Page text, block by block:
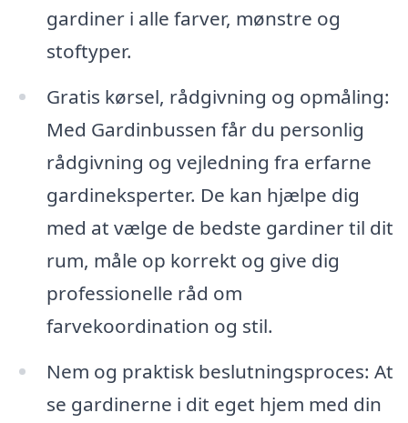
gardiner i alle farver, mønstre og
stoftyper.
Gratis kørsel, rådgivning og opmåling:
Med Gardinbussen får du personlig
rådgivning og vejledning fra erfarne
gardineksperter. De kan hjælpe dig
med at vælge de bedste gardiner til dit
rum, måle op korrekt og give dig
professionelle råd om
farvekoordination og stil.
Nem og praktisk beslutningsproces: At
se gardinerne i dit eget hjem med din